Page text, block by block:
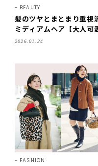
BEAUTY
髪のツヤとまとまり重視
ミディアムヘア【大人可
2026.01.24
FASHION